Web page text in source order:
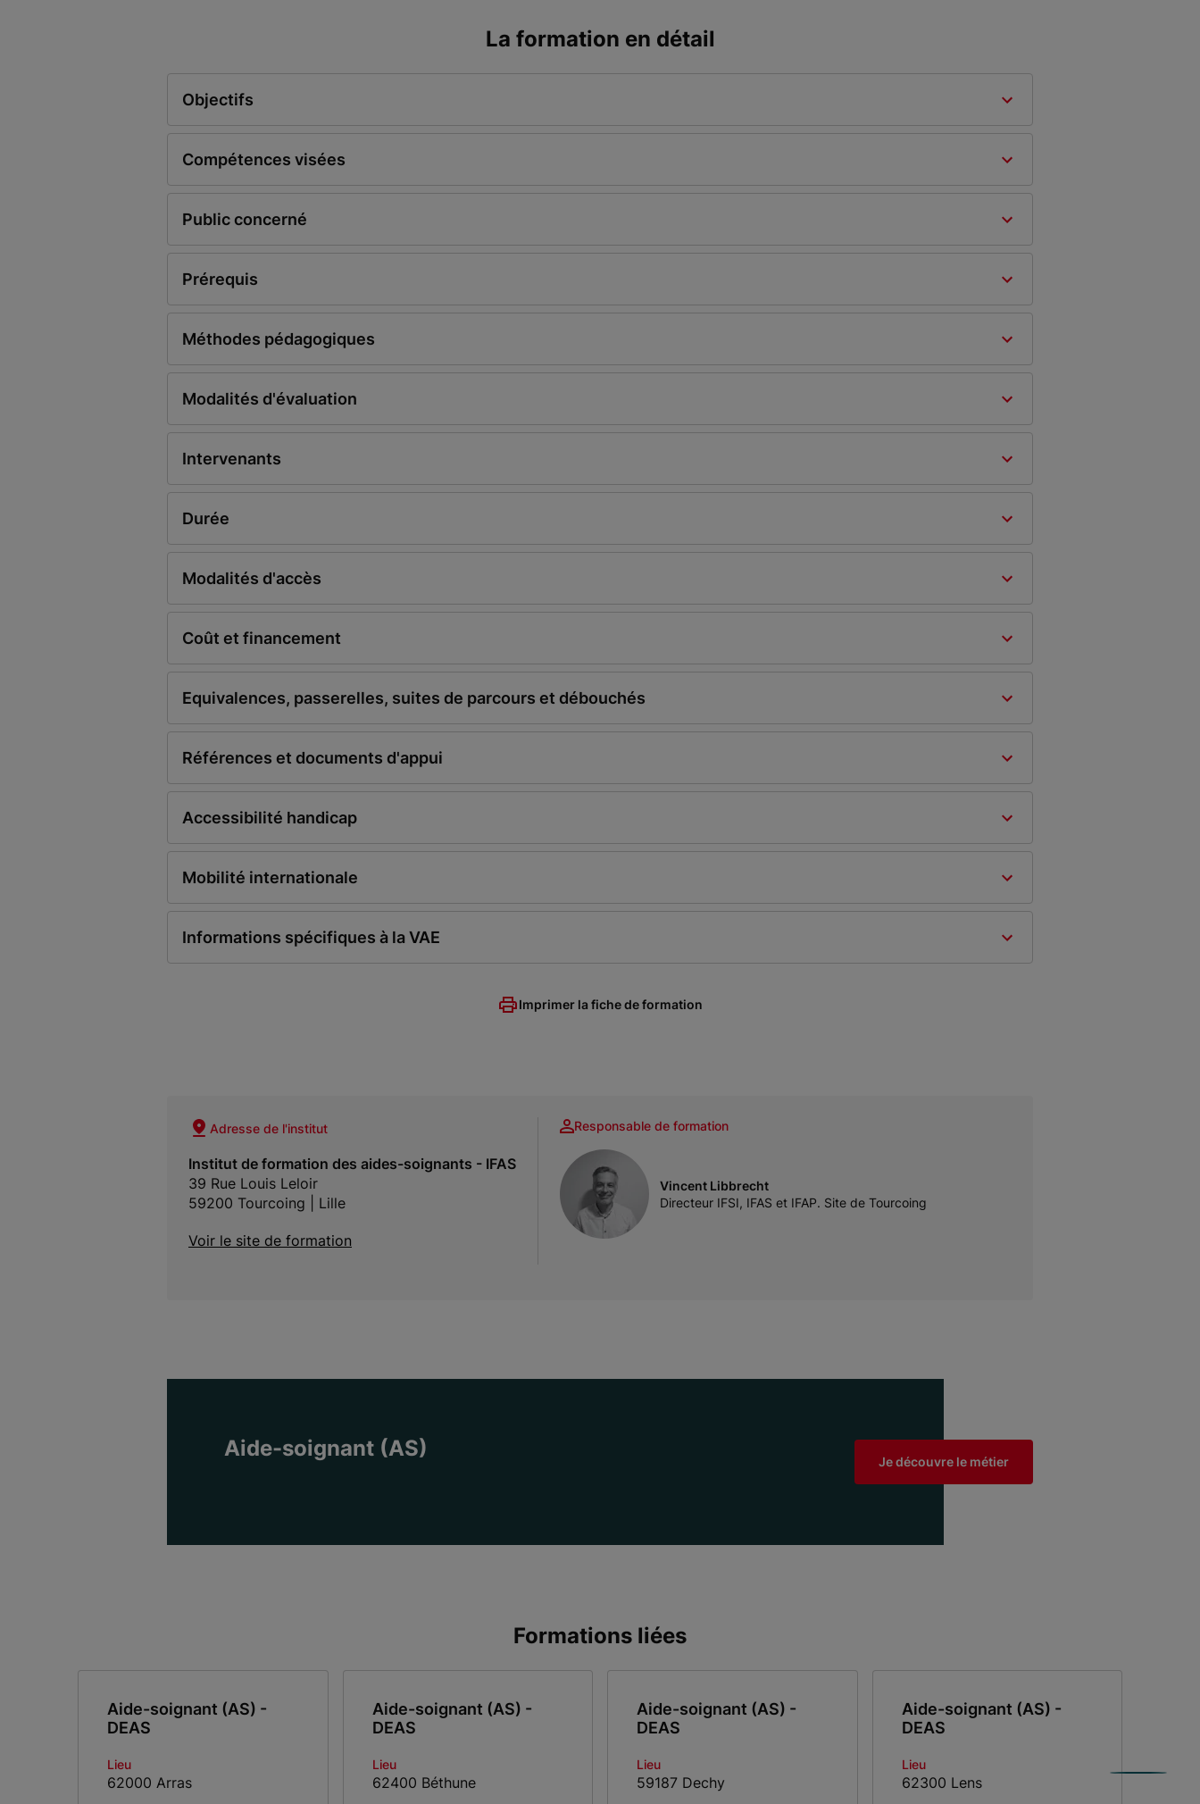
La formation en détail
Objectifs
Compétences visées
Public concerné
Prérequis
Méthodes pédagogiques
Modalités d'évaluation
Intervenants
Durée
Modalités d'accès
Coût et financement
Equivalences, passerelles, suites de parcours et débouchés
Références et documents d'appui
Accessibilité handicap
Mobilité internationale
Informations spécifiques à la VAE
Imprimer la fiche de formation
Adresse de l'institut
Institut de formation des aides-soignants - IFAS
39 Rue Louis Leloir
59200 Tourcoing | Lille
Voir le site de formation
Responsable de formation
Vincent Libbrecht
Directeur IFSI, IFAS et IFAP. Site de Tourcoing
Aide-soignant (AS)
Je découvre le métier
Formations liées
Aide-soignant (AS) -
DEAS
Lieu
62000 Arras
Aide-soignant (AS) -
DEAS
Lieu
62400 Béthune
Aide-soignant (AS) -
DEAS
Lieu
59187 Dechy
Aide-soignant (AS) -
DEAS
Lieu
62300 Lens